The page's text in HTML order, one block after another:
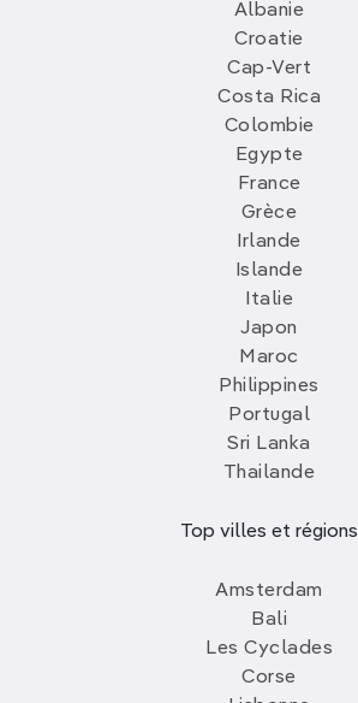
Albanie
Croatie
Cap-Vert
Costa Rica
Colombie
Egypte
France
Grèce
Irlande
Islande
Italie
Japon
Maroc
Philippines
Portugal
Sri Lanka
Thailande
Top villes et régions
Amsterdam
Bali
Les Cyclades
Corse